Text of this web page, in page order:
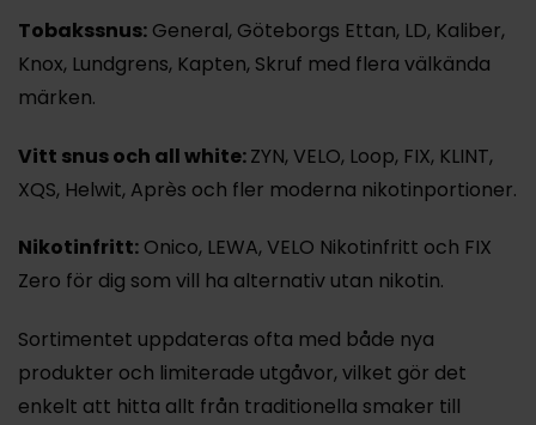
Tobakssnus: General, Göteborgs Ettan, LD, Kaliber,
Knox, Lundgrens, Kapten, Skruf med flera välkända
märken.
Vitt snusoch all white:ZYN, VELO, Loop, FIX, KLINT,
XQS, Helwit, Après och fler moderna nikotinportioner.
Nikotinfritt: Onico, LEWA, VELO Nikotinfritt och FIX
Zero för dig som vill ha alternativ utan nikotin.
Sortimentet uppdateras ofta med både nya
produkter och limiterade utgåvor, vilket gör det
enkelt att hitta allt från traditionella smaker till